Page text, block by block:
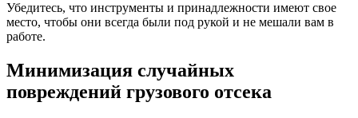
Убедитесь, что инструменты и принадлежности имеют свое
место, чтобы они всегда были под рукой и не мешали вам в
работе.
Минимизация случайных
повреждений грузового отсека